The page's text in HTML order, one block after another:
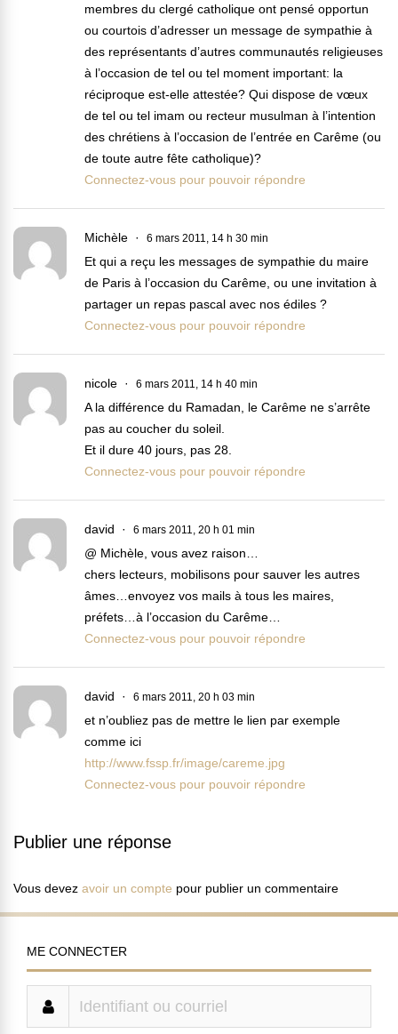
membres du clergé catholique ont pensé opportun
ou courtois d’adresser un message de sympathie à
des représentants d’autres communautés religieuses
à l’occasion de tel ou tel moment important: la
réciproque est-elle attestée? Qui dispose de vœux
de tel ou tel imam ou recteur musulman à l’intention
des chrétiens à l’occasion de l’entrée en Carême (ou
de toute autre fête catholique)?
Connectez-vous pour pouvoir répondre
Michèle 6 mars 2011, 14 h 30 min
Et qui a reçu les messages de sympathie du maire
de Paris à l’occasion du Carême, ou une invitation à
partager un repas pascal avec nos édiles ?
Connectez-vous pour pouvoir répondre
nicole 6 mars 2011, 14 h 40 min
A la différence du Ramadan, le Carême ne s’arrête
pas au coucher du soleil.
Et il dure 40 jours, pas 28.
Connectez-vous pour pouvoir répondre
david 6 mars 2011, 20 h 01 min
@ Michèle, vous avez raison…
chers lecteurs, mobilisons pour sauver les autres
âmes…envoyez vos mails à tous les maires,
préfets…à l’occasion du Carême…
Connectez-vous pour pouvoir répondre
david 6 mars 2011, 20 h 03 min
et n’oubliez pas de mettre le lien par exemple
comme ici
http://www.fssp.fr/image/careme.jpg
Connectez-vous pour pouvoir répondre
Publier une réponse
Vous devez avoir un compte pour publier un commentaire
ME CONNECTER